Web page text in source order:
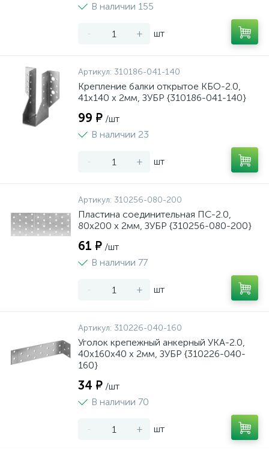
В наличии 155
- + шт
Артикул: 310186-041-140
Крепление балки открытое КБО-2.0,
41х140 х 2мм, ЗУБР {310186-041-140}
99 ₽ /шт
В наличии 23
- + шт
Артикул: 310256-080-200
Пластина соединительная ПС-2.0,
80х200 х 2мм, ЗУБР {310256-080-200}
61 ₽ /шт
В наличии 77
- + шт
Артикул: 310226-040-160
Уголок крепежный анкерный УКА-2.0,
40х160х40 х 2мм, ЗУБР {310226-040-
160}
34 ₽ /шт
В наличии 70
- + шт